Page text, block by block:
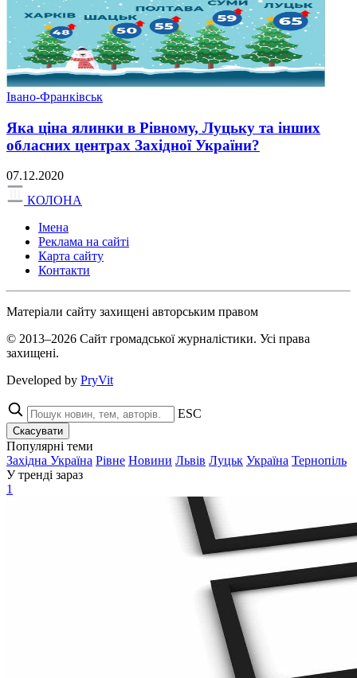
Івано-Франківськ
Яка ціна ялинки в Рівному, Луцьку та інших
обласних центрах Західної України?
07.12.2020
КОЛОНА
Імена
Реклама на сайті
Карта сайту
Контакти
Матеріали сайту захищені авторським правом
© 2013–2026 Сайт громадської журналістики. Усі права
захищені.
Developed by PryVit
ESC
Скасувати
Популярні теми
Західна Україна Рівне Новини Львів Луцьк Україна Тернопіль
У тренді зараз
1